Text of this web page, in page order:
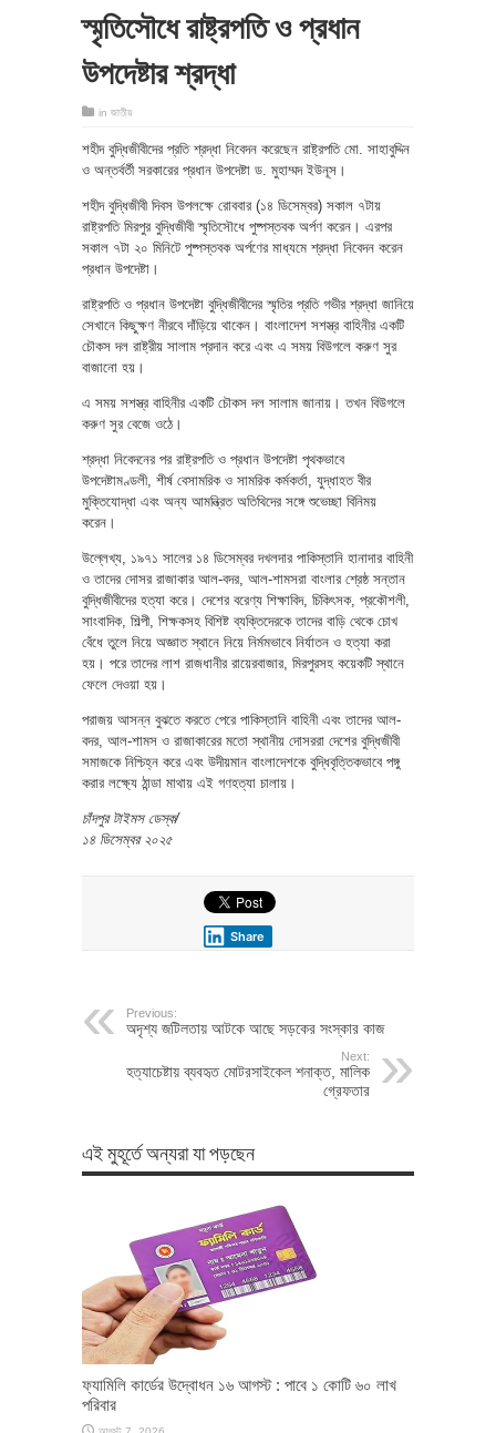
স্মৃতিসৌধে রাষ্ট্রপতি ও প্রধান
উপদেষ্টার শ্রদ্ধা
in জাতীয়
শহীদ বুদ্ধিজীবীদের প্রতি শ্রদ্ধা নিবেদন করেছেন রাষ্ট্রপতি মো. সাহাবুদ্দিন
ও অন্তর্বর্তী সরকারের প্রধান উপদেষ্টা ড. মুহাম্মদ ইউনূস।
শহীদ বুদ্ধিজীবী দিবস উপলক্ষে রোববার (১৪ ডিসেম্বর) সকাল ৭টায়
রাষ্ট্রপতি মিরপুর বুদ্ধিজীবী স্মৃতিসৌধে পুষ্পস্তবক অর্পণ করেন। এরপর
সকাল ৭টা ২০ মিনিটে পুষ্পস্তবক অর্পণের মাধ্যমে শ্রদ্ধা নিবেদন করেন
প্রধান উপদেষ্টা।
রাষ্ট্রপতি ও প্রধান উপদেষ্টা বুদ্ধিজীবীদের স্মৃতির প্রতি গভীর শ্রদ্ধা জানিয়ে
সেখানে কিছুক্ষণ নীরবে দাঁড়িয়ে থাকেন। বাংলাদেশ সশস্ত্র বাহিনীর একটি
চৌকস দল রাষ্ট্রীয় সালাম প্রদান করে এবং এ সময় বিউগলে করুণ সুর
বাজানো হয়।
এ সময় সশস্ত্র বাহিনীর একটি চৌকস দল সালাম জানায়। তখন বিউগলে
করুণ সুর বেজে ওঠে।
শ্রদ্ধা নিবেদনের পর রাষ্ট্রপতি ও প্রধান উপদেষ্টা পৃথকভাবে
উপদেষ্টামণ্ডলী, শীর্ষ বেসামরিক ও সামরিক কর্মকর্তা, যুদ্ধাহত বীর
মুক্তিযোদ্ধা এবং অন্য আমন্ত্রিত অতিথিদের সঙ্গে শুভেচ্ছা বিনিময়
করেন।
উল্লেখ্য, ১৯৭১ সালের ১৪ ডিসেম্বর দখলদার পাকিস্তানি হানাদার বাহিনী
ও তাদের দোসর রাজাকার আল-বদর, আল-শামসরা বাংলার শ্রেষ্ঠ সন্তান
বুদ্ধিজীবীদের হত্যা করে। দেশের বরেণ্য শিক্ষাবিদ, চিকিৎসক, প্রকৌশলী,
সাংবাদিক, শিল্পী, শিক্ষকসহ বিশিষ্ট ব্যক্তিদেরকে তাদের বাড়ি থেকে চোখ
বেঁধে তুলে নিয়ে অজ্ঞাত স্থানে নিয়ে নির্মমভাবে নির্যাতন ও হত্যা করা
হয়। পরে তাদের লাশ রাজধানীর রায়েরবাজার, মিরপুরসহ কয়েকটি স্থানে
ফেলে দেওয়া হয়।
পরাজয় আসন্ন বুঝতে করতে পেরে পাকিস্তানি বাহিনী এবং তাদের আল-
বদর, আল-শামস ও রাজাকারের মতো স্থানীয় দোসররা দেশের বুদ্ধিজীবী
সমাজকে নিশ্চিহ্ন করে এবং উদীয়মান বাংলাদেশকে বুদ্ধিবৃত্তিকভাবে পঙ্গু
করার লক্ষ্যে ঠান্ডা মাথায় এই গণহত্যা চালায়।
চাঁদপুর টাইমস ডেস্ক/
১৪ ডিসেম্বর ২০২৫
Share
Previous:
অদৃশ্য জটিলতায় আটকে আছে সড়কের সংস্কার কাজ
Next:
হত্যাচেষ্টায় ব্যবহৃত মোটরসাইকেল শনাক্ত, মালিক
গ্রেফতার
এই মুহূর্তে অন্যরা যা পড়ছেন
ফ্যামিলি কার্ডের উদ্বোধন ১৬ আগস্ট : পাবে ১ কোটি ৬০ লাখ
পরিবার